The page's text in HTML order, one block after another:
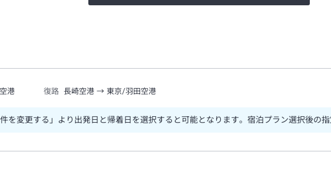
港 復路 長崎空港→ 東京/羽田空港
を変更する」より出発日と帰着日を選択すると可能となります。宿泊プラン選択後の